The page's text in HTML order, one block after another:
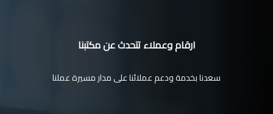
ارقام وعملاء تتحدث عن مكتبنا
سعدنا بخدمة ودعم عملائنا على مدار مسيرة عملنا